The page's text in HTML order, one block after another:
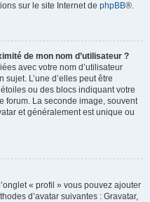
sur le site Internet de phpBB®.
de mon nom d’utilisateur ?
avec votre nom d’utilisateur
sujet. L’une d’elles peut être
ou des blocs indiquant votre
forum. La seconde image, souvent
et généralement est unique ou
« profil » vous pouvez ajouter
d’avatar suivantes : Gravatar,